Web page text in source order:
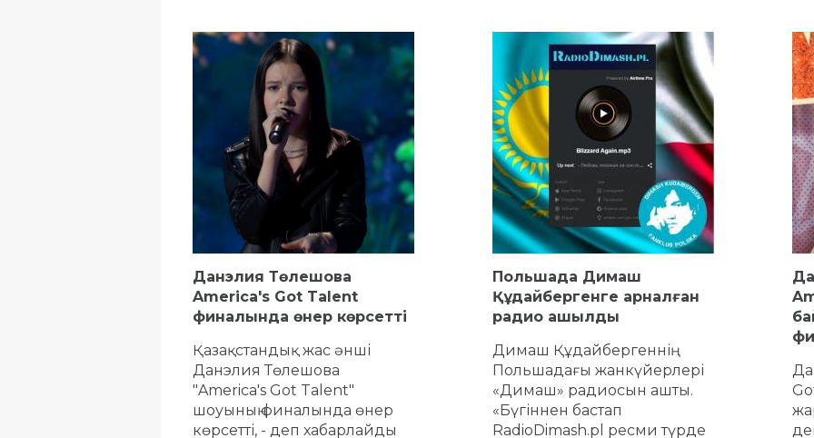
Данэлия Төлешова
America's Got Talent
финалында өнер көрсетті
Қазақстандық жас әнші
Данэлия Төлешова
"America's Got Talent"
шоуының финалында өнер
көрсетті, - деп хабарлайды
Польшада Димаш
Құдайбергенге арналған
радио ашылды
Димаш Құдайбергеннің
Польшадағы жанкүйерлері
«Димаш» радиосын ашты.
«Бүгіннен бастап
RadioDimash.pl ресми түрде